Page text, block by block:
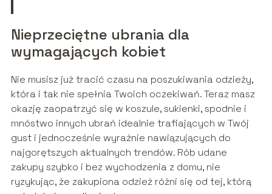
Nieprzeciętne ubrania dla
wymagających kobiet
Nie musisz już tracić czasu na poszukiwania odzieży,
która i tak nie spełnia Twoich oczekiwań. Teraz masz
okazję zaopatrzyć się w koszule, sukienki, spodnie i
mnóstwo innych ubrań idealnie trafiających w Twój
gust i jednocześnie wyraźnie nawiązujących do
najgorętszych aktualnych trendów. Rób udane
zakupy szybko i bez wychodzenia z domu, nie
ryzykując, że zakupiona odzież różni się od tej, którą